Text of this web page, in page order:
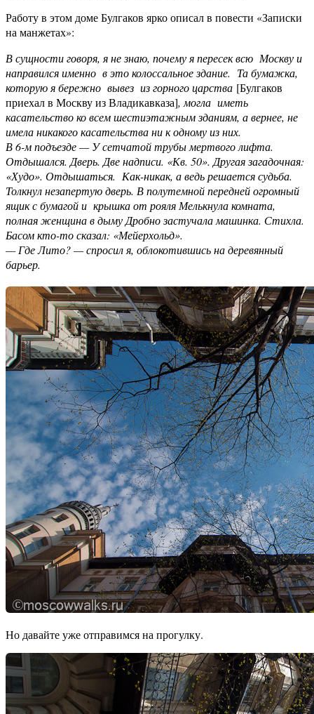
Работу в этом доме Булгаков ярко описал в повести «Записки
на манжетах»:
В сущности говоря, я не знаю, почему я пересек всю Москву и
направился именно в это колоссальное здание. Та бумажка,
которую я бережно вывез из горного царства [Булгаков
приехал в Москву из Владикавказа], могла иметь
касательство ко всем шестиэтажным зданиям, а вернее, не
имела никакого касательства ни к одному из них.
В 6-м подъезде — У сетчатой трубы мертвого лифта.
Отдышался. Дверь. Две надписи. «Кв. 50». Другая загадочная:
«Худо». Отдышаться. Как-никак, а ведь решается судьба.
Толкнул незапертую дверь. В полутемной передней огромный
ящик с бумагой и крышка от рояля Мелькнула комната,
полная женщина в дыму Дробно застучала машинка. Стихла.
Басом кто-то сказал: «Мейерхольд».
— Где Лито? — спросил я, облокотившись на деревянный
барьер.
Но давайте уже отправимся на прогулку.